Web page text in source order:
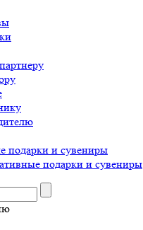
подарки и сувениры
подарки и сувениры